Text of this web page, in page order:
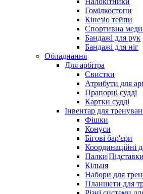
Гомілкостопи
Кінезіо тейпи
Спортивна
Бандажі для рук
Бандажі для ніг
Обладнання
Для арбітра
Свистки
Атрибути для
Прапорці судді
Картки судді
Інвентар для
Фішки
Конуси
Бігові бар'єри
Координаційні
Палки|Підставки
Кільця
Набори для
Планшети для